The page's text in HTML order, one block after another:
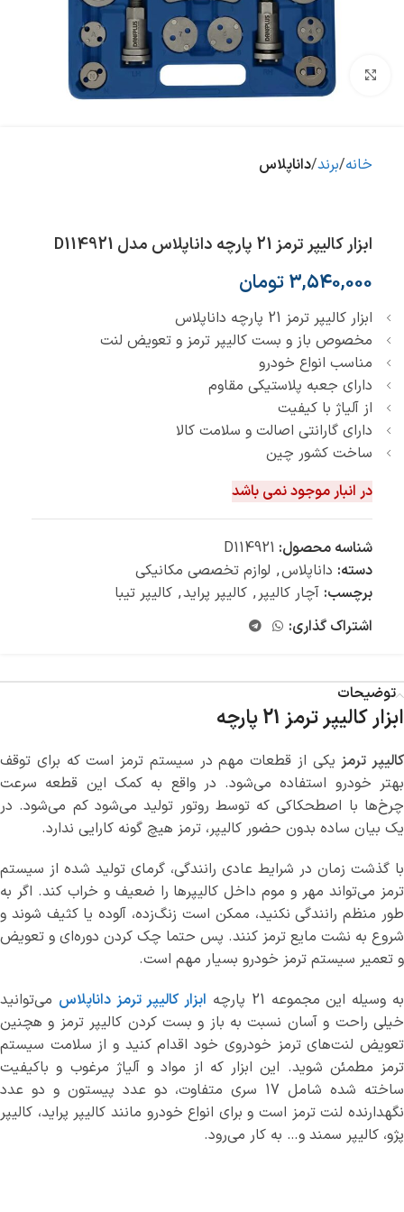
بزرگنمایی تصویر
خانه برند داناپلاس
ابزار کالیپر ترمز 21 پارچه داناپلاس مدل D114921
3,540,000تومان
ابزار کالیپر ترمز 21 پارچه داناپلاس
مخصوص باز و بست کالیپر ترمز و تعویض لنت
مناسب انواع خودرو
دارای جعبه پلاستیکی مقاوم
از آلیاژ با کیفیت
دارای گارانتی اصالت و سلامت کالا
ساخت کشور چین
در انبار موجود نمی باشد
شناسه محصول: D114921
دسته: داناپلاس, لوازم تخصصی مکانیکی
برچسب: آچار کالیپر, کالیپر پراید, کالیپر تیبا
اشتراک گذاری:
توضیحات
ابزار کالیپر ترمز 21 پارچه
کالیپر ترمزیکی از قطعات مهم در سیستم ترمز است که برای توقف
بهتر خودرو استفاده می‌شود. در واقع به کمک این قطعه سرعت
چرخ‌ها با اصطحکاکی که توسط روتور تولید می‌شود کم می‌شود. در
یک بیان ساده بدون حضور کالیپر، ترمز هیچ گونه کارایی ندارد.
با گذشت زمان در شرایط عادی رانندگی، گرمای تولید شده از سیستم
ترمز می‌تواند مهر و موم داخل کالیپرها را ضعیف و خراب کند. اگر به
طور منظم رانندگی نکنید، ممکن است زنگ‌زده، آلوده یا کثیف شوند و
شروع به نشت مایع ترمز کنند. پس حتما چک کردن دوره‌ای و تعویض
و تعمیر سیستم ترمز خودرو بسیار مهم است.
به وسیله این مجموعه 21 پارچه
ابزار کالیپر ترمز داناپلاس می‌توانید
خیلی راحت و آسان نسبت به باز و بست کردن کالیپر ترمز و هچنین
تعویض لنت‌های ترمز خودروی خود اقدام کنید و از سلامت سیستم
ترمز مطمئن شوید. این ابزار که از مواد و آلیاژ مرغوب و باکیفیت
ساخته شده شامل 17 سری متفاوت، دو عدد پیستون و دو عدد
نگهدارنده لنت ترمز است و برای انواع خودرو مانند کالیپر پراید، کالیپر
پژو، کالیپر سمند و… به کار می‌رود.